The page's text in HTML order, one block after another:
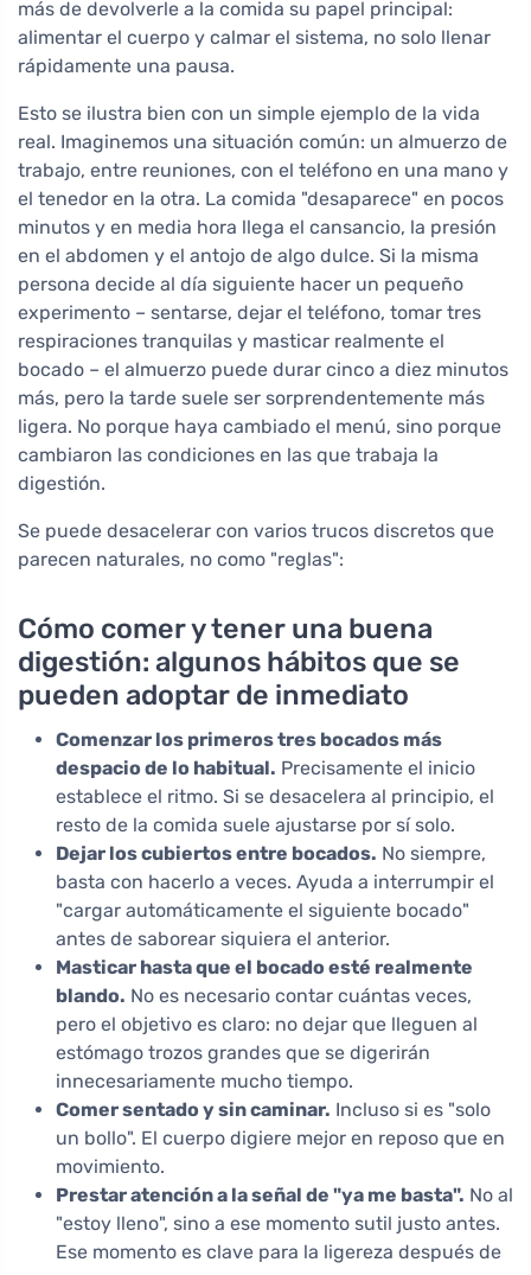
más de devolverle a la comida su papel principal:
alimentar el cuerpo y calmar el sistema, no solo llenar
rápidamente una pausa.
Esto se ilustra bien con un simple ejemplo de la vida
real. Imaginemos una situación común: un almuerzo de
trabajo, entre reuniones, con el teléfono en una mano y
el tenedor en la otra. La comida "desaparece" en pocos
minutos y en media hora llega el cansancio, la presión
en el abdomen y el antojo de algo dulce. Si la misma
persona decide al día siguiente hacer un pequeño
experimento – sentarse, dejar el teléfono, tomar tres
respiraciones tranquilas y masticar realmente el
bocado – el almuerzo puede durar cinco a diez minutos
más, pero la tarde suele ser sorprendentemente más
ligera. No porque haya cambiado el menú, sino porque
cambiaron las condiciones en las que trabaja la
digestión.
Se puede desacelerar con varios trucos discretos que
parecen naturales, no como "reglas":
Cómo comer y tener una buena
digestión: algunos hábitos que se
pueden adoptar de inmediato
Comenzar los primeros tres bocados más
despacio de lo habitual. Precisamente el inicio
establece el ritmo. Si se desacelera al principio, el
resto de la comida suele ajustarse por sí solo.
Dejar los cubiertos entre bocados. No siempre,
basta con hacerlo a veces. Ayuda a interrumpir el
"cargar automáticamente el siguiente bocado"
antes de saborear siquiera el anterior.
Masticar hasta que el bocado esté realmente
blando. No es necesario contar cuántas veces,
pero el objetivo es claro: no dejar que lleguen al
estómago trozos grandes que se digerirán
innecesariamente mucho tiempo.
Comer sentado y sin caminar. Incluso si es "solo
un bollo". El cuerpo digiere mejor en reposo que en
movimiento.
Prestar atención a la señal de "ya me basta". No al
"estoy lleno", sino a ese momento sutil justo antes.
Ese momento es clave para la ligereza después de